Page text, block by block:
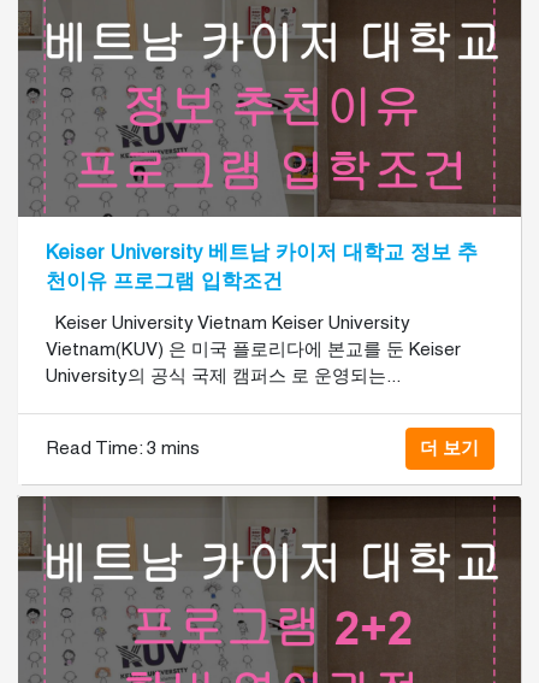
Keiser University 베트남 카이저 대학교 정보 추
천이유 프로그램 입학조건
Keiser University Vietnam Keiser University
Vietnam(KUV) 은 미국 플로리다에 본교를 둔 Keiser
University의 공식 국제 캠퍼스 로 운영되는...
Read Time: 3 mins 더 보기